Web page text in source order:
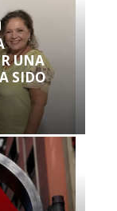
UNA
SIDO